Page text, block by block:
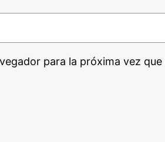
para la próxima vez